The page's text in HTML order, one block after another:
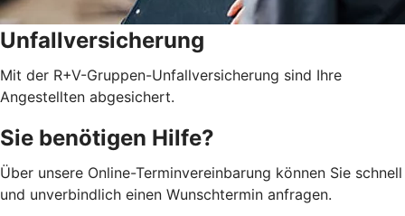
Unfallversicherung
Mit der R+V-Gruppen-Unfallversicherung sind Ihre
Angestellten abgesichert.
Sie benötigen Hilfe?
Über unsere Online-Terminvereinbarung können Sie schnell
und unverbindlich einen Wunschtermin anfragen.